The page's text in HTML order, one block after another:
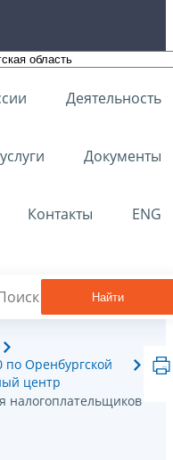
Деятельность
Документы
Контакты ENG
Найти
Оренбургской
центр